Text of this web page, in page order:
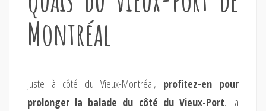
Montréal
Juste à côté du Vieux-Montréal, profitez-en pour
prolonger la balade du côté du Vieux-Port. La